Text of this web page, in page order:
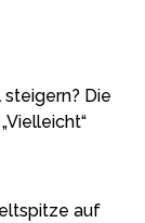
Die
auf